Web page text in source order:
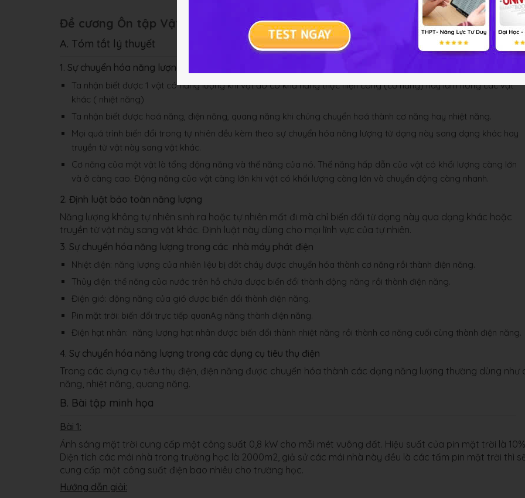
Đề cương Ôn tập Vật Lý 9 Chương 4
A. Tóm tắt lý thuyết
1. Sự chuyển hóa năng lượng
Ta nhận biết được 1 vật có năng lượng khi vật đó có khả năng thực hiện công (cơ năng) hay làm nóng các vật
khác ( nhiệt năng)
Ta nhận biết được hoá năng, điện năng, quang năng khi chúng chuyển hoá thành cơ năng hay nhiệt năng.
Mọi quá trình biến đổi trong tự nhiên đều kèm theo sự chuyển hóa năng lượng từ dạng này sang dạng khác hay
truyền từ vật này sang vật khác.
Cơ năng của một vật là tổng động năng và thế năng của nó. Thế năng hấp dẫn của vật có khối lượng càng lớn
và ở càng cao. Động năng của vật càng lớn khi vật có khối lượng càng lớn và chuyển động càng nhanh.
2. Định luật bảo toàn năng lượng
Năng lượng không tự nhiên sinh ra hoặc tự nhiên mất đi mà chỉ biến đổi từ dạng này qua dạng khác hoặc
truyền từ vật này sang vật khác. Định luật này dùng cho mọi lĩnh vực của tự nhiên.
3. Sự chuyển hóa năng lượng trong các nhà máy phát điện
Nhiệt điện: năng lượng của nhiên liệu bị đốt cháy được chuyển hóa thành cơ năng rồi thành điện năng.
Thủy điện: thế năng của nước trên hồ chứa được biến đổi thành động năng rồi thành điện năng.
Điện gió: động năng của gió được biến đổi thành điện năng.
Pin mặt trời: biến đổi trực tiếp quanAg năng thành điện năng.
Điện hạt nhân: năng lượng hạt nhân được biến đổi thành nhiệt năng rồi thành cơ năng cuối cùng thành điện năng.
4. Sự chuyển hóa năng lượng trong các dụng cụ tiêu thụ điện
Trong các dụng cụ tiêu thụ điện, điện năng được chuyển hóa thành các dạng năng lượng thường dùng như
năng, nhiệt năng, quang năng.
B. Bài tập minh họa
Bài 1:
Ánh sáng mặt trời cung cấp một công suất 0,8 kW cho mỗi mét vuông đất. Hiệu suất của pin mặt trời là
Diện tích các mái nhà trong trường học là 2000m2, giả sử các mái nhà này đều là các tấm pin mặt trời thì
cung cấp một công suất điện bao nhiêu cho trường học.
Hướng dẫn giải: